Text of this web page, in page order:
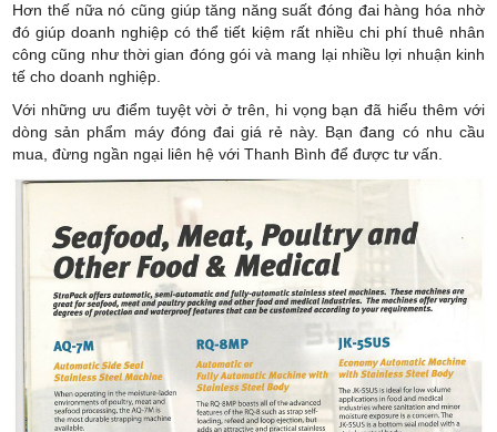
Hơn thế nữa nó cũng giúp tăng năng suất đóng đai hàng hóa nhờ
đó giúp doanh nghiệp có thể tiết kiệm rất nhiều chi phí thuê nhân
công cũng như thời gian đóng gói và mang lại nhiều lợi nhuận kinh
tế cho doanh nghiệp.
Với những ưu điểm tuyệt vời ở trên, hi vọng bạn đã hiểu thêm với
dòng sản phẩm máy đóng đai giá rẻ này. Bạn đang có nhu cầu
mua, đừng ngần ngại liên hệ với Thanh Bình để được tư vấn.